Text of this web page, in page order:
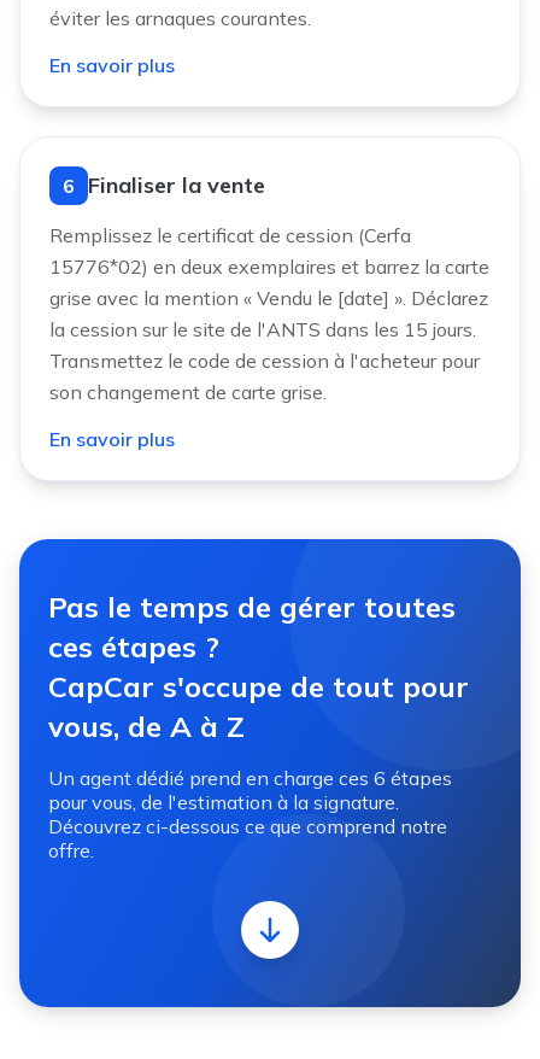
éviter les arnaques courantes.
En savoir plus
6 Finaliser la vente
Remplissez le certificat de cession (Cerfa
15776*02) en deux exemplaires et barrez la carte
grise avec la mention « Vendu le [date] ». Déclarez
la cession sur le site de l'ANTS dans les 15 jours.
Transmettez le code de cession à l'acheteur pour
son changement de carte grise.
En savoir plus
Pas le temps de gérer toutes
ces étapes ?
CapCar s'occupe de tout pour
vous, de A à Z
Un agent dédié prend en charge ces 6 étapes
pour vous, de l'estimation à la signature.
Découvrez ci-dessous ce que comprend notre
offre.